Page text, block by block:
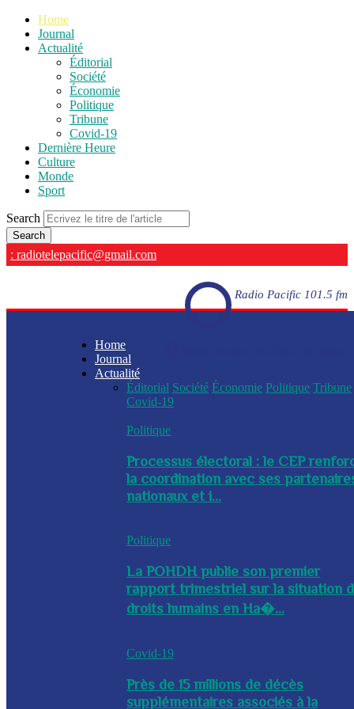
Home
Journal
Actualité
Éditorial
Société
Économie
Politique
Tribune
Covid-19
Dernière Heure
Culture
Monde
Sport
Search
: radiotelepacific@gmail.com
Radio Pacific 101.5 fm
Home
Journal
Actualité
Éditorial Société Économie Politique Tribune
Covid-19
Politique
Processus électoral : le CEP
la coordination avec ses
nationaux et i...
Politique
La POHDH publie son premier
rapport trimestriel sur la situation
droits humains en Ha�...
Covid-19
Près de 15 millions de décès
supplémentaires associés à la